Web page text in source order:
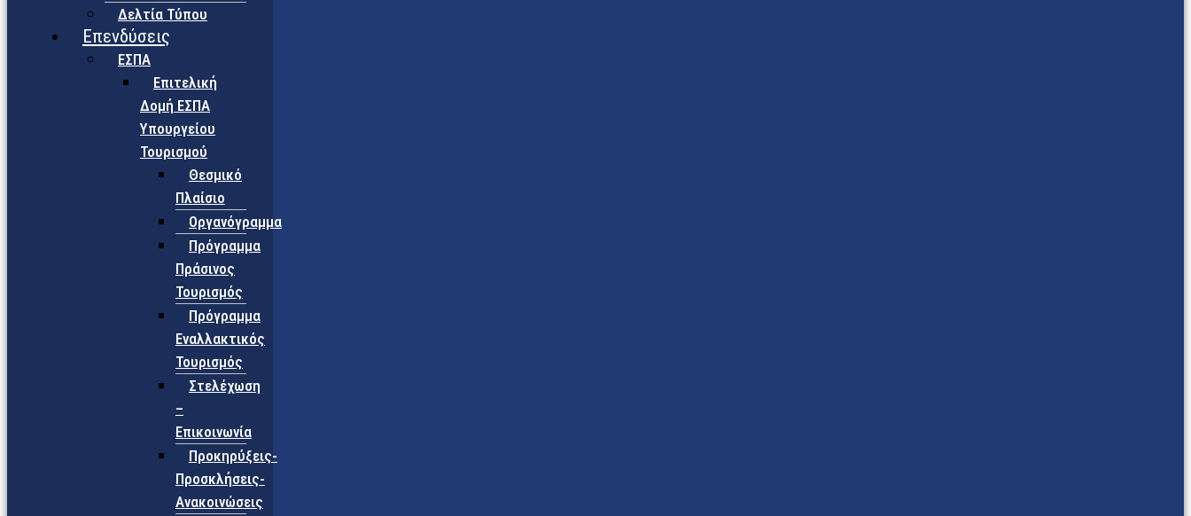
Δελτία Τύπου
Επενδύσεις
ΕΣΠΑ
Επιτελική
Δομή ΕΣΠΑ
Υπουργείου
Τουρισμού
Θεσμικό
Πλαίσιο
Οργανόγραμμα
Πρόγραμμα
Πράσινος
Τουρισμός
Πρόγραμμα
Εναλλακτικός
Τουρισμός
Στελέχωση
–
Επικοινωνία
Προκηρύξεις-
Προσκλήσεις-
Ανακοινώσεις